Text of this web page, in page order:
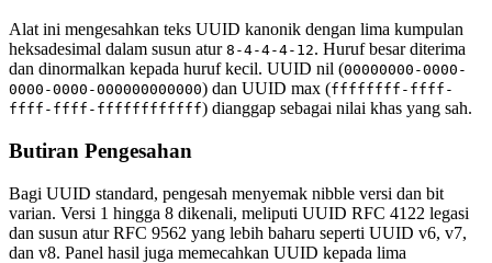
Alat ini mengesahkan teks UUID kanonik dengan lima kumpulan
heksadesimal dalam susun atur 8-4-4-4-12. Huruf besar diterima
dan dinormalkan kepada huruf kecil. UUID nil (00000000-0000-
0000-0000-000000000000) dan UUID max (ffffffff-ffff-
ffff-ffff-ffffffffffff) dianggap sebagai nilai khas yang sah.
Butiran Pengesahan
Bagi UUID standard, pengesah menyemak nibble versi dan bit
varian. Versi 1 hingga 8 dikenali, meliputi UUID RFC 4122 legasi
dan susun atur RFC 9562 yang lebih baharu seperti UUID v6, v7,
dan v8. Panel hasil juga memecahkan UUID kepada lima